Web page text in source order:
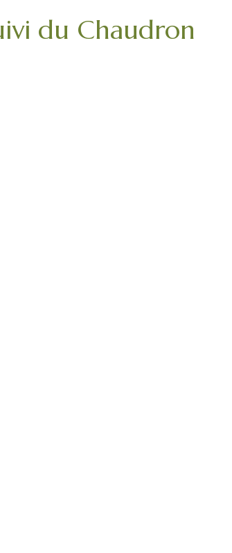
du Chaudron